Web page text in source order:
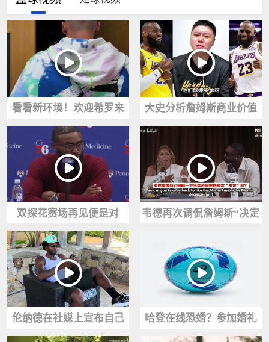
看看新环境！欢迎希罗来
到密尔沃基训练馆
大史分析詹姆斯商业价值
高，是因为球迷多，球迷
愿意买单
双探花赛场再见便是对
手！杰伦-布朗谈与塔图姆
的关系
韦德再次调侃詹姆斯“决定
哪支球队呢？
伦纳德在社媒上宣布自己
哈登在线恐婚？参加婚礼